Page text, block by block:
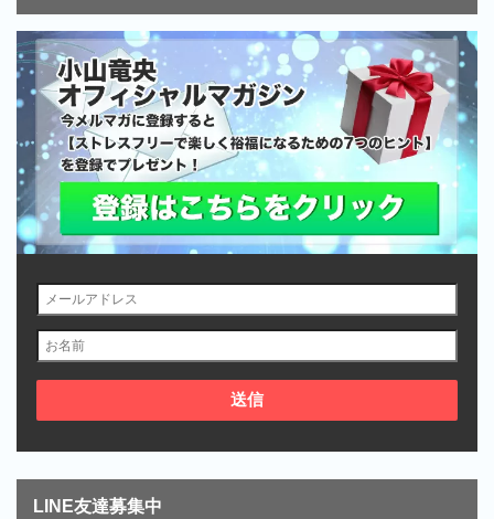
LINE友達募集中